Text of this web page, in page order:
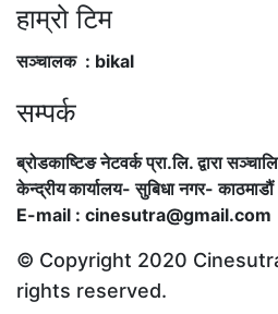
हाम्रो टिम
सञ्चालक : bikal
सम्पर्क
ब्रोडकाष्टिङ नेटवर्क प्रा.लि. द्वारा
केन्द्रीय कार्यालय-सुबिधा नगर- काठमाडौं
E-mail : cinesutra@gmail.com
© Copyright 2020
rights reserved.